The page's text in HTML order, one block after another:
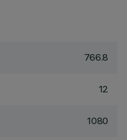
766.8
12
1080